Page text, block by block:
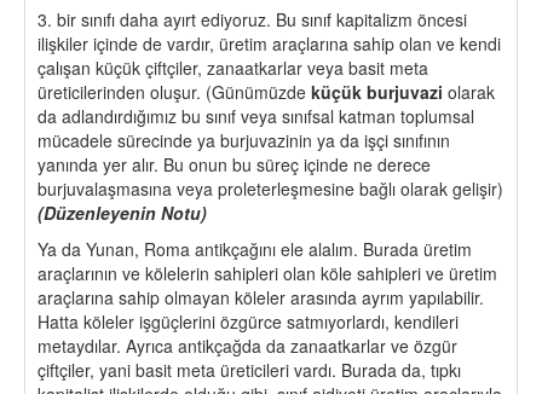
3. bir sınıfı daha ayırt ediyoruz. Bu sınıf kapitalizm öncesi
ilişkiler içinde de vardır, üretim araçlarına sahip olan ve kendi
çalışan küçük çiftçiler, zanaatkarlar veya basit meta
üreticilerinden oluşur. (Günümüzde küçük burjuvazi olarak
da adlandırdığımız bu sınıf veya sınıfsal katman toplumsal
mücadele sürecinde ya burjuvazinin ya da işçi sınıfının
yanında yer alır. Bu onun bu süreç içinde ne derece
burjuvalaşmasına veya proleterleşmesine bağlı olarak gelişir)
(Düzenleyenin Notu)
Ya da Yunan, Roma antikçağını ele alalım. Burada üretim
araçlarının ve kölelerin sahipleri olan köle sahipleri ve üretim
araçlarına sahip olmayan köleler arasında ayrım yapılabilir.
Hatta köleler işgüçlerini özgürce satmıyorlardı, kendileri
metaydılar. Ayrıca antikçağda da zanaatkarlar ve özgür
çiftçiler, yani basit meta üreticileri vardı. Burada da, tıpkı